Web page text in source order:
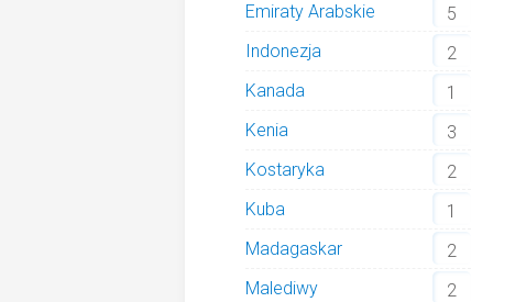
Emiraty Arabskie
5
Indonezja
2
Kanada
1
Kenia
3
Kostaryka
2
Kuba
1
Madagaskar
2
Malediwy
2